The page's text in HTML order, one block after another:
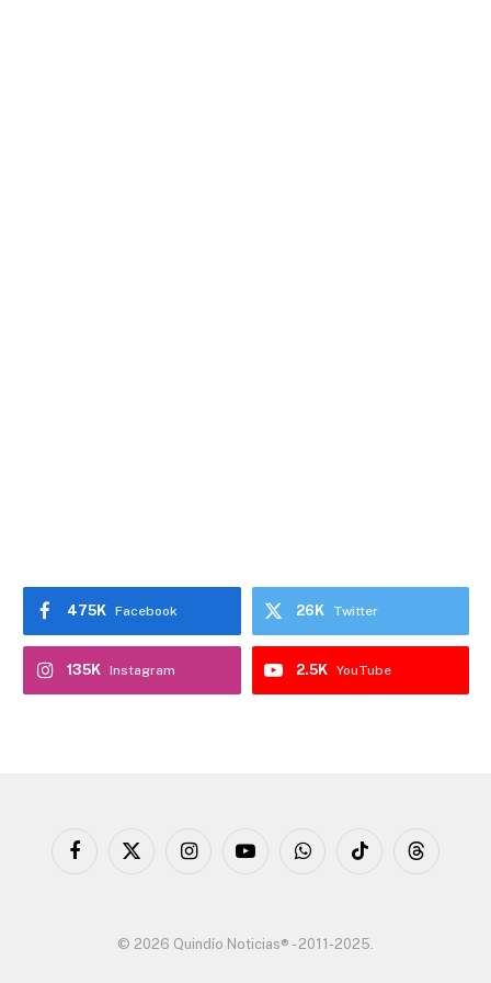
Facebook
475K Twitter
26K
Instagram
135K YouTube
2.5K
Facebook
X
InstagramYouTubeWhatsAppTikTok Threads
© 2026 Quindío Noticias® - 2011-2025.